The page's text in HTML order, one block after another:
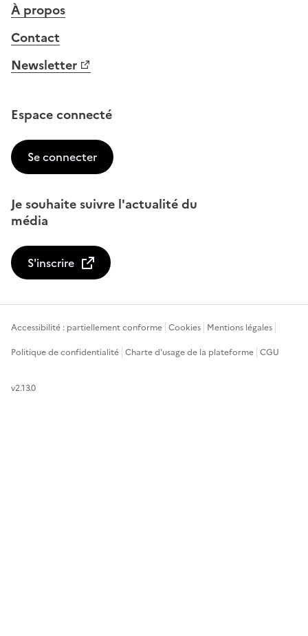
À propos
Contact
Newsletter
Espace connecté
Se connecter
Je souhaite suivre l'actualité du
média
S'inscrire
Accessibilité : partiellement conforme Cookies Mentions légales
Politique de confidentialité Charte d'usage de la plateforme CGU
v2.13.0